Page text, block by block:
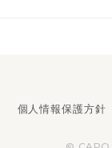
個人情報保護方針